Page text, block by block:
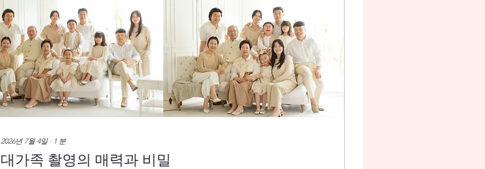
2026년 7월 4일∙ 1 분
대가족 촬영의 매력과 비밀